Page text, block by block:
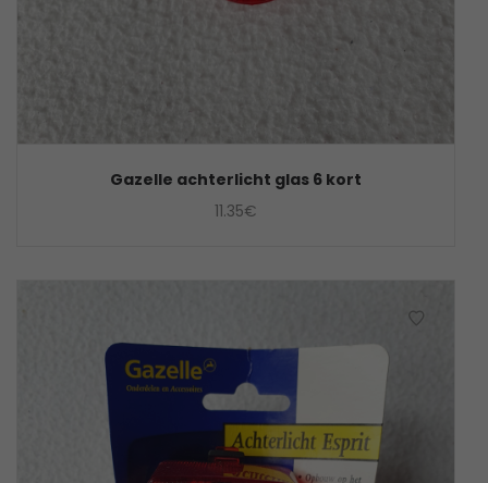
Gazelle achterlicht glas 6 kort
11.35€